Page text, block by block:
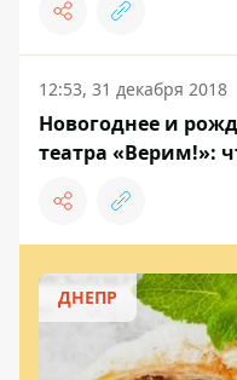
12:53, 31 декабря 2018
Новогоднее и
театра «Верим!»:
ДНЕПР